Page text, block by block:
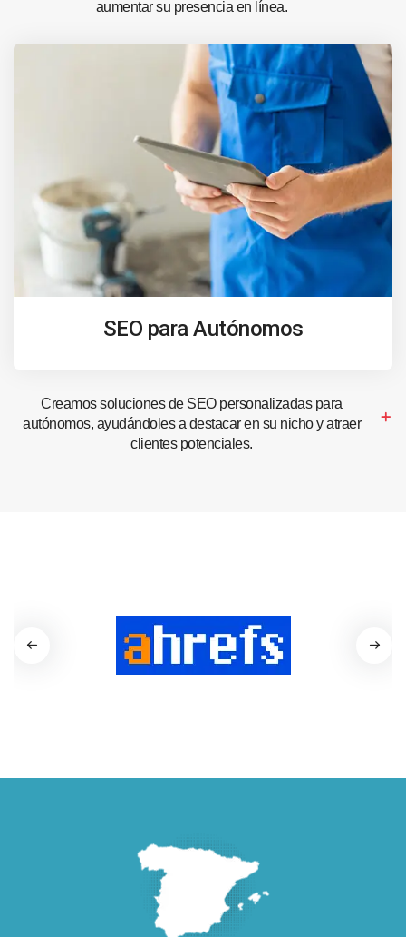
aumentar su presencia en línea.
SEO para Autónomos
Creamos soluciones de SEO personalizadas para
autónomos, ayudándoles a destacar en su nicho y atraer
clientes potenciales.